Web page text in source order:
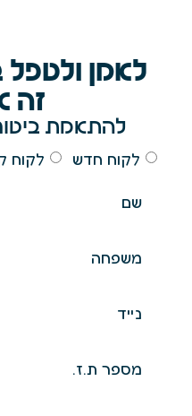
לאמן
זה
להתאמת
לקוח חדש לקוח